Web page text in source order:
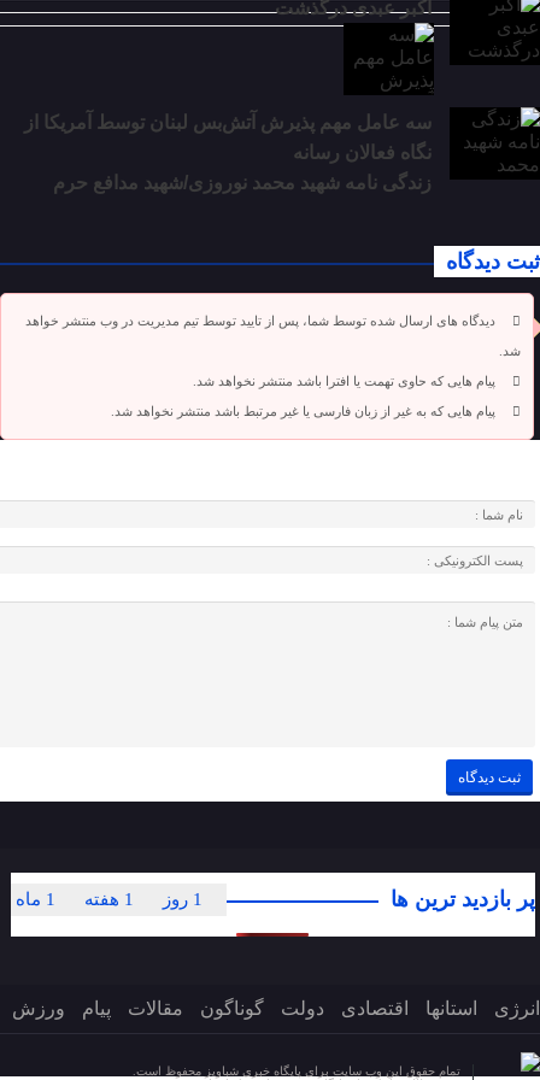
اکبر عبدی درگذشت
سه عامل مهم پذیرش آتش‌بس لبنان توسط آمریکا از
نگاه فعالان رسانه
زندگی نامه شهید محمد نوروزی/شهید مدافع حرم
ثبت دیدگاه
دیدگاه های ارسال شده توسط شما، پس از تایید توسط تیم مدیریت در وب منتشر خواهد
شد.
پیام هایی که حاوی تهمت یا افترا باشد منتشر نخواهد شد.
پیام هایی که به غیر از زبان فارسی یا غیر مرتبط باشد منتشر نخواهد شد.
پر بازدید ترین ها 1 ماه 1 هفته 1 روز
انرژی استانها اقتصادی دولت گوناگون مقالات پیام ورزش
تمام حقوق این وب سایت برای پایگاه خبری شباویز محفوظ است.